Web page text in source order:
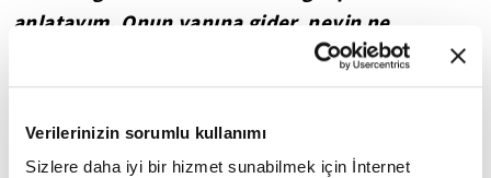
Verilerinizin sorumlu kullanımı
Sizlere daha iyi bir hizmet sunabilmek için İnternet
anlatayım. Onun yanına gider, neyin ne
olduğunu öğrenirim. Size elçilik yaparım.
Dedi.
bunun öncesinde tüm bedevi müttefiklerin
komutanlığını yapan bir adamı, bir elçi